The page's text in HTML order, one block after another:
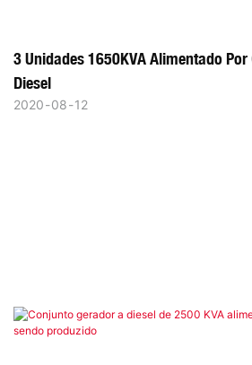
3 Unidades 1650KVA Alimentado
Diesel
2020 08 12